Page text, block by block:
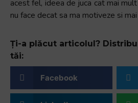
acest fel, ideea de juca cat mai
nu face decat sa ma motiveze si
Ți-a plăcut articolul?
tăi:
Facebook